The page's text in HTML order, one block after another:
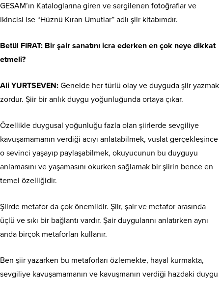
GESAM’ın Kataloglarına giren ve sergilenen fotoğraflar ve
ikincisi ise “Hüznü Kıran Umutlar” adlı şiir kitabımdır.
Betül FIRAT: Bir şair sanatını icra ederken en çok neye dikkat
etmeli?
Ali YURTSEVEN: Genelde her türlü olay ve duyguda şiir yazmak
zordur. Şiir bir anlık duygu yoğunluğunda ortaya çıkar.
Özellikle duygusal yoğunluğu fazla olan şiirlerde sevgiliye
kavuşamamanın verdiği acıyı anlatabilmek, vuslat gerçekleşince
o sevinci yaşayıp paylaşabilmek, okuyucunun bu duyguyu
anlamasını ve yaşamasını okurken sağlamak bir şiirin bence en
temel özelliğidir.
Şiirde metafor da çok önemlidir. Şiir, şair ve metafor arasında
üçlü ve sıkı bir bağlantı vardır. Şair duygularını anlatırken aynı
anda birçok metaforları kullanır.
Ben şiir yazarken bu metaforları özlemekte, hayal kurmakta,
sevgiliye kavuşamamanın ve kavuşmanın verdiği hazdaki duygu